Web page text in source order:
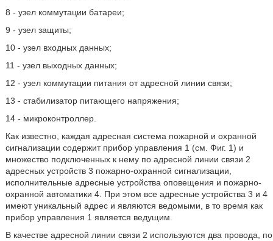
8 - узел коммутации батареи;
9 - узел защиты;
10 - узел входных данных;
11 - узел выходных данных;
12 - узел коммутации питания от адресной линии связи;
13 - стабилизатор питающего напряжения;
14 - микроконтроллер.
Как известно, каждая адресная система пожарной и охранной
сигнализации содержит прибор управления 1 (см. Фиг. 1) и
множество подключенных к нему по адресной линии связи 2
адресных устройств 3 пожарно-охранной сигнализации,
исполнительные адресные устройства оповещения и пожарно-
охранной автоматики 4. При этом все адресные устройства 3 и 4
имеют уникальный адрес и являются ведомыми, в то время как
прибор управления 1 является ведущим.
В качестве адресной линии связи 2 используются два провода, по